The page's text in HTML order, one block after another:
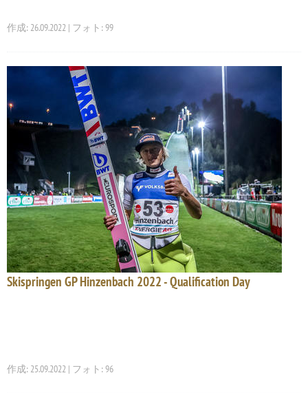
作成: 26.09.2022 | フォト: 99
Skispringen GP Hinzenbach 2022 - Qualification Day
作成: 25.09.2022 | フォト: 96